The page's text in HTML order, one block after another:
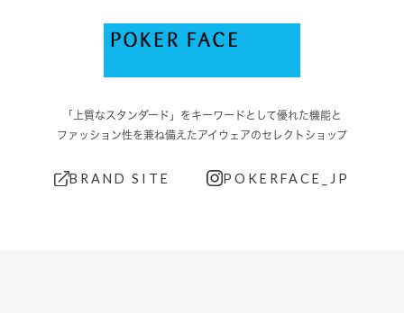
「上質なスタンダード」をキーワードとして優れた機能と
ファッション性を兼ね備えたアイウェアのセレクトショップ
BRAND SITE POKERFACE_JP